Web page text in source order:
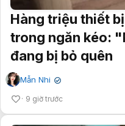
Hàng triệu thiết
trong ngăn kéo:
đang bị bỏ quên
Mẫn Nhi ✔
9 giờ trước